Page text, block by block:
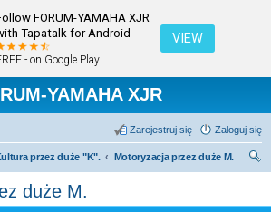
FORUM-YAMAHA XJR
Tapatalk for Android
- on Google Play
VIEW
YAMAHA XJR
Zaloguj się
Zarejestruj się
przez duże "K".
Motoryzacja przez duże M.
duże M.